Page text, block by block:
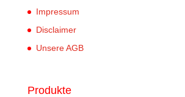
Impressum
Disclaimer
Unsere AGB
Produkte